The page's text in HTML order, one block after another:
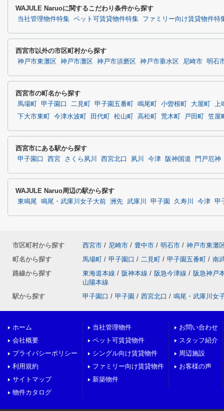
WAJULE Naruoに関するこだわり条件から探す
当社管理物件特集 ペット可賃貸物件特集 ファミリー向け賃貸物件特
西宮市以外の市区町村から探す
神戸市東灘区 神戸市灘区 神戸市須磨区 神戸市垂水区 尼崎市 明石
西宮市の町名から探す
馬場町 甲子園口 二見町 甲子園五番町 鳴尾町 小曽根町 大屋町
上
下大市東町
今津水波町 田代町 松山町 高松町 荒木町 戸田町 笠屋
西宮市にある駅から探す
甲子園口 西宮 さくら夙川 西宮北口 夙川 今津 阪神国道 門戸厄神
WAJULE Naruo周辺の駅から探す
東鳴尾 鳴尾・武庫川女子大前 洲先 武庫川 甲子園 久寿川 今津 甲
市区町村から探す 西宮市 / 尼崎市 / 豊中市 / 明石市 / 神戸市東灘
町名から探す
馬場町 / 甲子園口 / 二見町 / 甲子園五番町 / 南
路線から探す
東海道本線 / 阪神本線 / 阪急今津線 / 阪急神戸
山陽本線
駅から探す
甲子園口 / 甲子園 / 西宮北口 / 鳴尾・武庫川女
ホーム
会社概要
プライバシーポリシー
利用規約
サイトマップ
物件カタログ
当社管理物件
ペット可賃貸物件
シングル向け賃貸物件
ファミリー向け賃貸物件
新築物件
お問い合わせ
スタッフ紹介
周辺施設
お客様の声